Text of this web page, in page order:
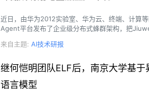
近日，由华为2012实验室、华为云、终端、计算
Agent平台发布了企业级分布式蜂群架构，把
来自主题: AI技术研报
继何恺明团队ELF后，南京大学基
语言模型